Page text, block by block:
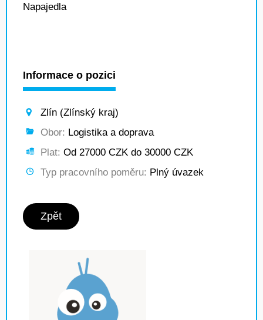
Napajedla
Informace o pozici
Zlín (Zlínský kraj)
Obor: Logistika a doprava
Plat: Od 27000 CZK do 30000 CZK
Typ pracovního poměru: Plný úvazek
Zpět